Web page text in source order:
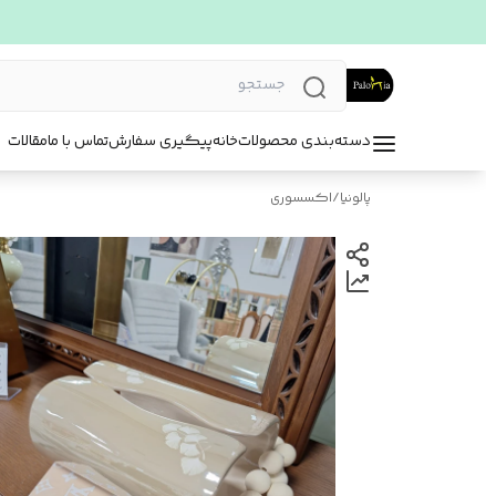
دسته‌بندی محصولاتخانهپیگیری سفارشتماس با مامقالات
پالونیا/اکسسوری